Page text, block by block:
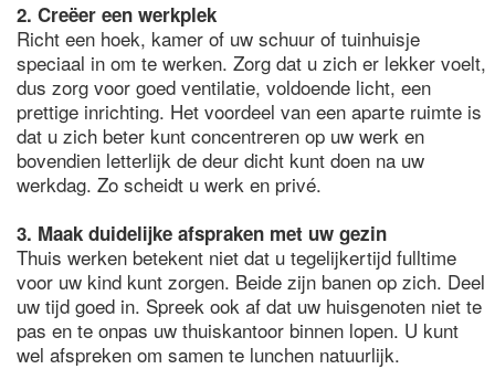
2. Creëer een werkplek
Richt een hoek, kamer of uw schuur of tuinhuisje
speciaal in om te werken. Zorg dat u zich er lekker voelt,
dus zorg voor goed ventilatie, voldoende licht, een
prettige inrichting. Het voordeel van een aparte ruimte is
dat u zich beter kunt concentreren op uw werk en
bovendien letterlijk de deur dicht kunt doen na uw
werkdag. Zo scheidt u werk en privé.
3. Maak duidelijke afspraken met uw gezin
Thuis werken betekent niet dat u tegelijkertijd fulltime
voor uw kind kunt zorgen. Beide zijn banen op zich. Deel
uw tijd goed in. Spreek ook af dat uw huisgenoten niet te
pas en te onpas uw thuiskantoor binnen lopen. U kunt
wel afspreken om samen te lunchen natuurlijk.